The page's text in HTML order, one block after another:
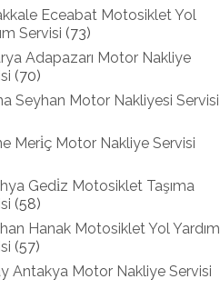
Eceabat Motosiklet Yol
Servisi (73)
Adapazarı Motor Nakliye
(70)
Seyhan Motor Nakliyesi Servisi
Meri̇ç Motor Nakliye Servisi
Gedi̇z Motosiklet Taşıma
(58)
Hanak Motosiklet Yol Yardım
(57)
Antakya Motor Nakliye Servisi